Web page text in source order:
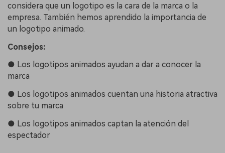
considera que un logotipo es la cara de la marca o la
empresa. También hemos aprendido la importancia de
un logotipo animado.
Consejos:
● Los logotipos animados ayudan a dar a conocer la
marca
● Los logotipos animados cuentan una historia atractiva
sobre tu marca
● Los logotipos animados captan la atención del
espectador